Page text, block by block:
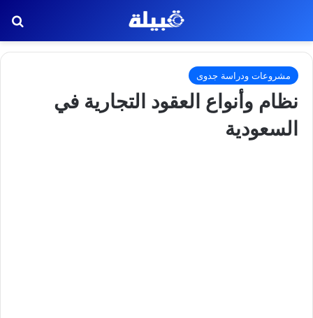
مشروعات ودراسة جدوى
نظام وأنواع العقود التجارية في
السعودية